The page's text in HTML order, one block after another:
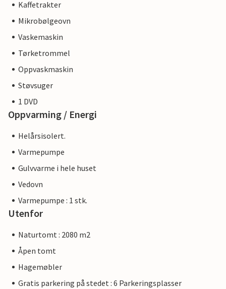
Kaffetrakter
Mikrobølgeovn
Vaskemaskin
Tørketrommel
Oppvaskmaskin
Støvsuger
1 DVD
Oppvarming / Energi
Helårsisolert.
Varmepumpe
Gulvvarme i hele huset
Vedovn
Varmepumpe : 1 stk.
Utenfor
Naturtomt : 2080 m2
Åpen tomt
Hagemøbler
Gratis parkering på stedet : 6 Parkeringsplasser